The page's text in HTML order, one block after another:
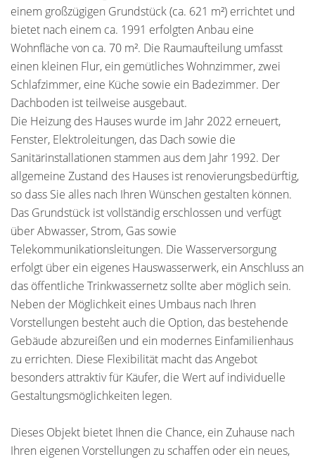
einem großzügigen Grundstück (ca. 621 m²) errichtet und
bietet nach einem ca. 1991 erfolgten Anbau eine
Wohnfläche von ca. 70 m². Die Raumaufteilung umfasst
einen kleinen Flur, ein gemütliches Wohnzimmer, zwei
Schlafzimmer, eine Küche sowie ein Badezimmer. Der
Dachboden ist teilweise ausgebaut.
Die Heizung des Hauses wurde im Jahr 2022 erneuert,
Fenster, Elektroleitungen, das Dach sowie die
Sanitärinstallationen stammen aus dem Jahr 1992. Der
allgemeine Zustand des Hauses ist renovierungsbedürftig,
so dass Sie alles nach Ihren Wünschen gestalten können.
Das Grundstück ist vollständig erschlossen und verfügt
über Abwasser, Strom, Gas sowie
Telekommunikationsleitungen. Die Wasserversorgung
erfolgt über ein eigenes Hauswasserwerk, ein Anschluss an
das öffentliche Trinkwassernetz sollte aber möglich sein.
Neben der Möglichkeit eines Umbaus nach Ihren
Vorstellungen besteht auch die Option, das bestehende
Gebäude abzureißen und ein modernes Einfamilienhaus
zu errichten. Diese Flexibilität macht das Angebot
besonders attraktiv für Käufer, die Wert auf individuelle
Gestaltungsmöglichkeiten legen.
Dieses Objekt bietet Ihnen die Chance, ein Zuhause nach
Ihren eigenen Vorstellungen zu schaffen oder ein neues,